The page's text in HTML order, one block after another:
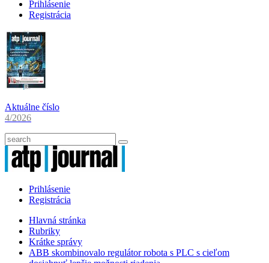
Prihlásenie
Registrácia
Aktuálne číslo
4/2026
Prihlásenie
Registrácia
Hlavná stránka
Rubriky
Krátke správy
ABB skombinovalo regulátor robota s PLC s cieľom